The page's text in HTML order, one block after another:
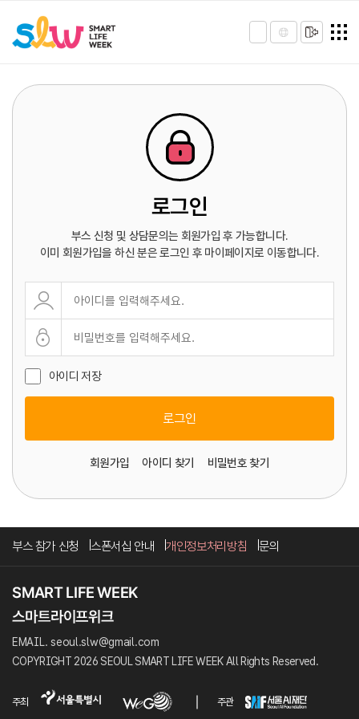
로그인
부스 신청 및 상담문의는 회원가입 후 가능합니다.
이미 회원가입을 하신 분은 로그인 후 마이페이지로 이동합니다.
아이디 저장
로그인
회원가입 아이디 찾기 비밀번호 찾기
부스 참가 신청 스폰서십 안내 개인정보처리방침 문의
EMAIL. seoul.slw@gmail.com
COPYRIGHT 2026 SEOUL SMART LIFE WEEK All Rights Reserved.
주최 주관